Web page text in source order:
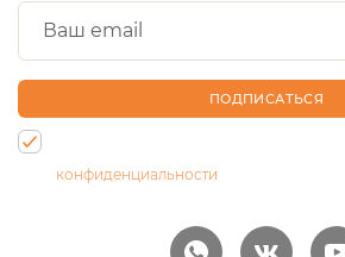
ПОДПИСАТЬСЯ
конфиденциальности